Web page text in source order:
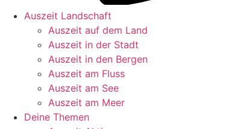
Auszeit Landschaft
Auszeit auf dem Land
Auszeit in der Stadt
Auszeit in den Bergen
Auszeit am Fluss
Auszeit am See
Auszeit am Meer
Deine Themen